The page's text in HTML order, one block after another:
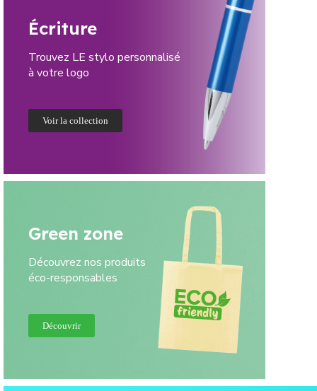
Écriture
Trouvez LE stylo personnalisé
à votre logo
Voir la collection
Green zone
Découvrez nos produits
éco-responsables
Découvrir